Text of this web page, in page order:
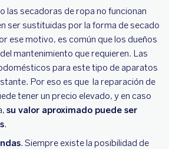
las secadoras de ropa no funcionan
ser sustituidas por la forma de secado
ese motivo, es común que los dueños
mantenimiento que requieren. Las
para este tipo de aparatos
Por eso es que la reparación de
tener un precio elevado, y en caso
su valor aproximado puede ser
.
. Siempre existe la posibilidad de